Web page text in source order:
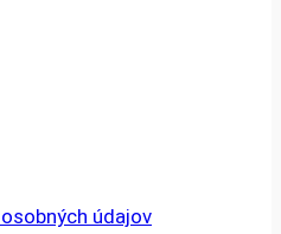
údajov